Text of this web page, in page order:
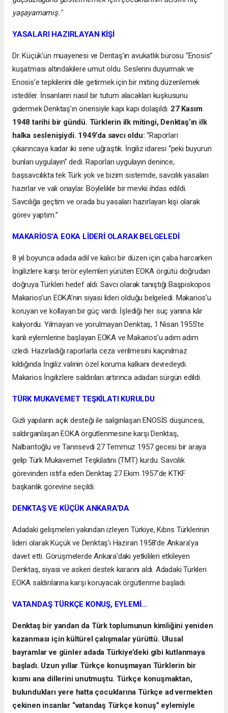
yaşayamamış."
YASALARI HAZIRLAYAN KİŞİ
Dr. Küçük’ün muayenesi ve Dentaş’ın avukatlık bürosu “Enosis”
kuşatması altındakilere umut oldu. Seslerini duyurmak ve
Enosis’e tepkilerini dile getirmek için bir miting düzenlemek
istediler. İnsanların nasıl bir tutum alacakları kuşkusunu
gidermek Denktaş’ın önerisiyle kapı kapı dolaşıldı. 27 Kasım
1948 tarihi bir gündü. Türklerin ilk mitingi, Denktaş’ın ilk
halka seslenişiydi. 1949’da savcı oldu:“Raporları
çıkarıncaya kadar iki sene uğraştık. İngiliz idaresi “peki buyurun
bunları uygulayın” dedi. Raporları uygulayın denince,
başsavcılıkta tek Türk yok ve bizim sistemde, savcılık yasaları
hazırlar ve vali onaylar. Böylelikle bir mevkii ihdas edildi.
Savcılığa geçtim ve orada bu yasaları hazırlayan kişi olarak
görev yaptım.”
MAKARİOS’A EOKA LİDERİ OLARAK BELGELEDİ
8 yıl boyunca adada adil ve kalıcı bir düzen için çaba harcarken
İngilizlere karşı terör eylemleri yürüten EOKA örgütü doğrudan
doğruya Türkleri hedef aldı. Savcı olarak tanıştığı Başpiskopos
Makarios’un EOKA’nın siyasi lideri olduğu belgeledi. Makarios’u
koruyan ve kollayan bir güç vardı. İşlediği her suç yanına kâr
kalıyordu. Yılmayan ve yorulmayan Denktaş, 1 Nisan 1955’te
kanlı eylemlerine başlayan EOKA ve Makarios’u adım adım
izledi. Hazırladığı raporlarla ceza verilmesini kaçınılmaz
kıldığında İngiliz valinin özel koruma kalkanı devredeydi.
Makarios İngilizlere saldırıları artırınca adadan sürgün edildi.
TÜRK MUKAVEMET TEŞKİLATI KURULDU
Gizli yapıların açık desteği ile salgınlaşan ENOSİS düşüncesi,
saldırganlaşan EOKA örgütlenmesine karşı Denktaş,
Nalbantoğlu ve Tanrısevdi 27 Temmuz 1957 gecesi bir araya
gelip Türk Mukavemet Teşkilatını (TMT) kurdu. Savcılık
görevinden istifa eden Denktaş 27 Ekim 1957’de KTKF
başkanlık görevine seçildi.
DENKTAŞ VE KÜÇÜK ANKARA’DA
Adadaki gelişmeleri yakından izleyen Türkiye, Kıbrıs Türklerinin
lideri olarak Küçük ve Denktaş’ı Haziran 1958’de Ankara’ya
davet etti. Görüşmelerde Ankara’daki yetkilileri etkileyen
Denktaş, siyasi ve askeri destek kararını aldı. Adadaki Türkleri
EOKA saldırılarına karşı koruyacak örgütlenme başladı.
VATANDAŞ TÜRKÇE KONUŞ, EYLEMİ…
Denktaş bir yandan da Türk toplumunun kimliğini yeniden
kazanması için kültürel çalışmalar yürüttü. Ulusal
bayramlar ve günler adada Türkiye’deki gibi kutlanmaya
başladı. Uzun yıllar Türkçe konuşmayan Türklerin bir
kısmı ana dillerini unutmuştu. Türkçe konuşmaktan,
bulundukları yere hatta çocuklarına Türkçe ad vermekten
çekinen insanlar “vatandaş Türkçe konuş” eylemiyle